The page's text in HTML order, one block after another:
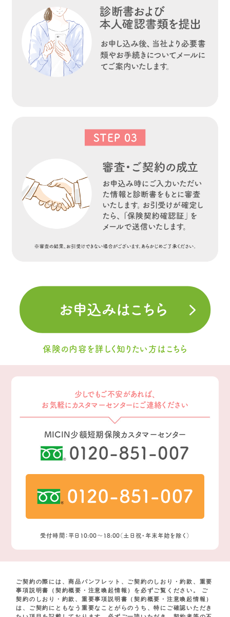
保険の内容を詳しく知りたい方はこちら
少しでもご不安があれば、
お気軽にカスタマーセンターにご連絡ください
MICIN少額短期保険カスタマーセンター
受付時間：平日10:00〜18:00（土日祝・年末年始を除く）
ご契約の際には、商品パンフレット、ご契約のしおり・約款、重要
事項説明書（契約概要・注意喚起情報）を必ずご覧ください。 ご
契約のしおり・約款、重要事項説明書（契約概要・注意喚起情報）
は、ご契約にともなう重要なことがらのうち、特にご確認いただき